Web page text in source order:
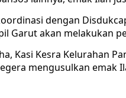
dengan
Garut akan melakukan
Kasi Kesra Kelurahan
mengusulkan emak